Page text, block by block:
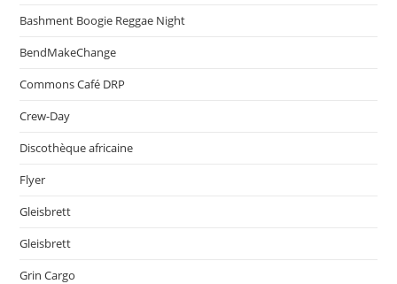
Bashment Boogie Reggae Night
BendMakeChange
Commons Café DRP
Crew-Day
Discothèque africaine
Flyer
Gleisbrett
Gleisbrett
Grin Cargo